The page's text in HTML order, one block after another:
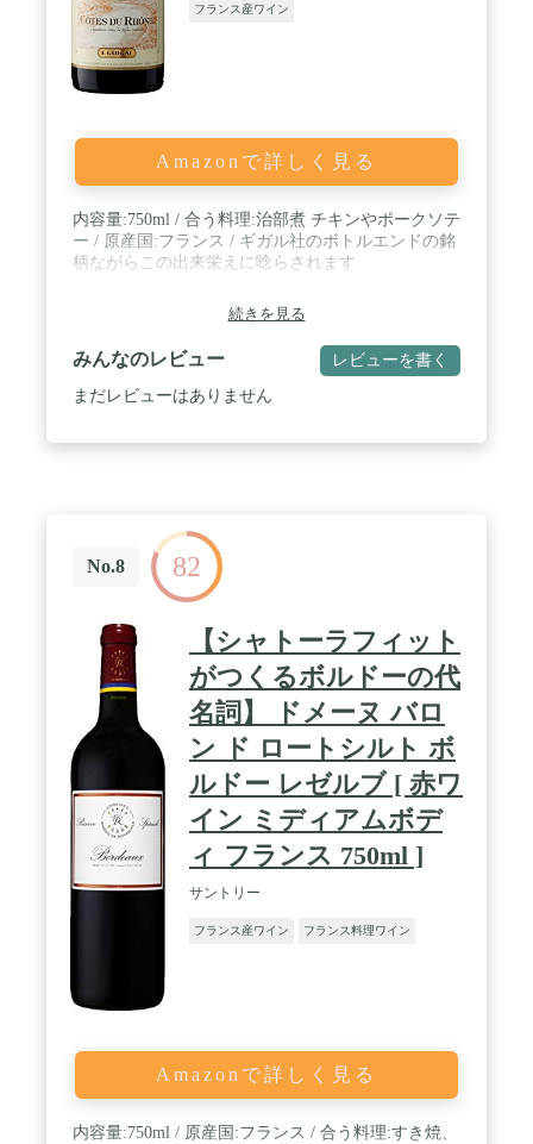
フランス産ワイン
Amazonで詳しく見る
内容量:750ml / 合う料理:治部煮 チキンやポークソテ
ー / 原産国:フランス / ギガル社のボトルエンドの銘
柄ながらこの出来栄えに唸らされます
続きを見る
みんなのレビュー レビューを書く
まだレビューはありません
No.8 82
【シャトーラフィット
がつくるボルドーの代
名詞】 ドメーヌ バロ
ン ド ロートシルト ボ
ルドー レゼルブ [ 赤ワ
イン ミディアムボデ
ィ フランス 750ml ]
サントリー
フランス産ワイン フランス料理ワイン
Amazonで詳しく見る
内容量:750ml / 原産国:フランス / 合う料理:すき焼、